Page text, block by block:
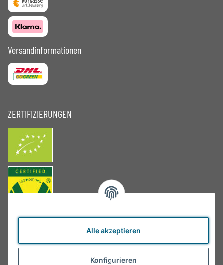
Alle akzeptieren
Konfigurieren
Versandinformationen
ZERTIFIZIERUNGEN